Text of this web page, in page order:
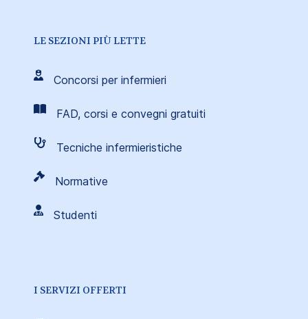
LE SEZIONI PIÙ LETTE
Concorsi per infermieri
FAD, corsi e convegni gratuiti
Tecniche infermieristiche
Normative
Studenti
I SERVIZI OFFERTI